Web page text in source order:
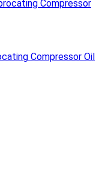
Compressor Oil